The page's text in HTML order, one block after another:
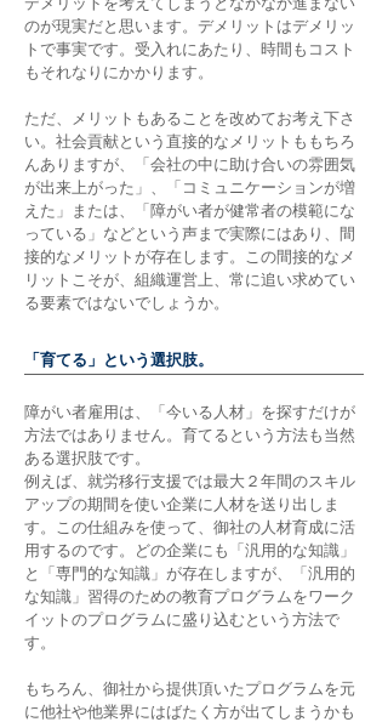
のが現実だと思います。デメリットはデメリッ
トで事実です。受入れにあたり、時間もコスト
もそれなりにかかります。
ただ、メリットもあることを改めてお考え下さ
い。社会貢献という直接的なメリットももちろ
んありますが、「会社の中に助け合いの雰囲気
が出来上がった」、「コミュニケーションが増
えた」または、「障がい者が健常者の模範にな
っている」などという声まで実際にはあり、間
接的なメリットが存在します。この間接的なメ
リットこそが、組織運営上、常に追い求めてい
る要素ではないでしょうか。
「育てる」という選択肢。
障がい者雇用は、「今いる人材」を探すだけが
方法ではありません。育てるという方法も当然
ある選択肢です。
例えば、就労移行支援では最大２年間のスキル
アップの期間を使い企業に人材を送り出しま
す。この仕組みを使って、御社の人材育成に活
用するのです。どの企業にも「汎用的な知識」
と「専門的な知識」が存在しますが、「汎用的
な知識」習得のための教育プログラムをワーク
イットのプログラムに盛り込むという方法で
す。
もちろん、御社から提供頂いたプログラムを元
に他社や他業界にはばたく方が出てしまうかも